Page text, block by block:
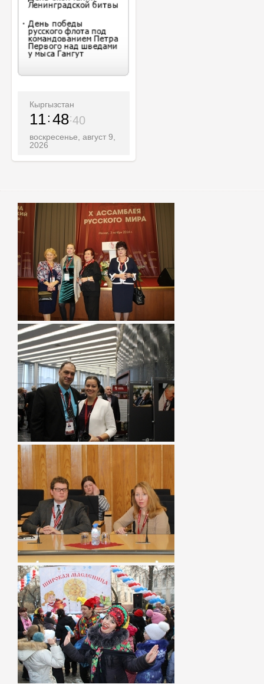
Кыргызстан
11 48 42
воскресенье, август 9,
2026